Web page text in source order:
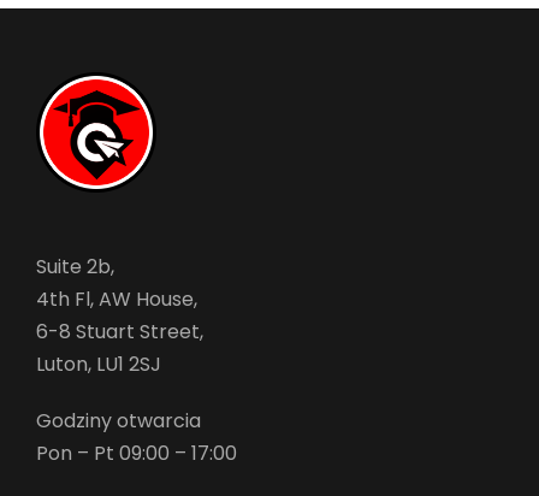
Suite 2b,
4th Fl, AW House,
6-8 Stuart Street,
Luton, LU1 2SJ
Godziny otwarcia
Pon – Pt 09:00 – 17:00